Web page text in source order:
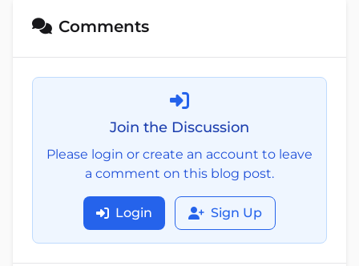
Comments
Join the Discussion
Please login or create an account to leave
a comment on this blog post.
Login Sign Up